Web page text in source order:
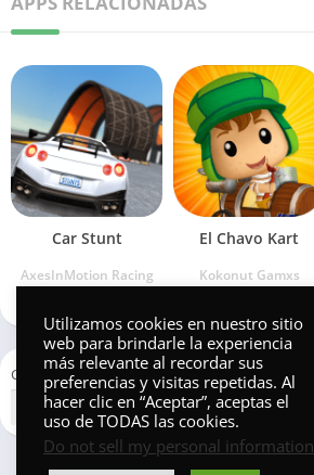
Car Stunt
AxesInMotion Racing
El Chavo Kart
Kokonut Gamxs
Categorías
Utilizamos cookies en nuestro sitio
web para brindarle la experiencia
más relevante al recordar sus
preferencias y visitas repetidas. Al
hacer clic en “Aceptar”, aceptas el
uso de TODAS las cookies.
Do not sell my personal information